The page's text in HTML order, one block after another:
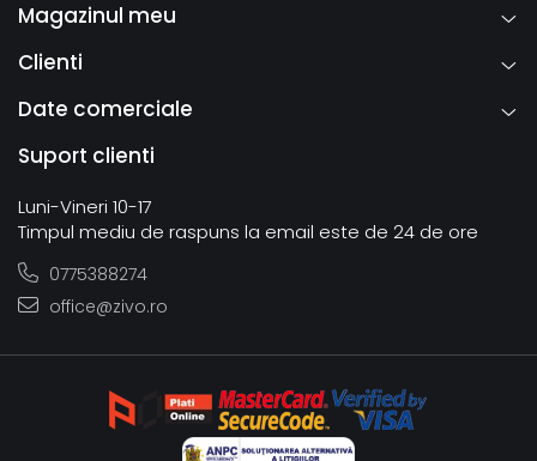
Magazinul meu
Clienti
Date comerciale
Suport clienti
Luni-Vineri 10-17
Timpul mediu de raspuns la email este de 24 de ore
0775388274
office@zivo.ro